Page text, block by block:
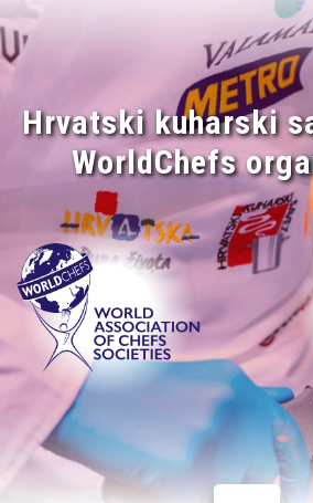
Hrvatski kuharski
WorldChefs